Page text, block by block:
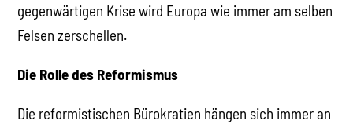
gegenwärtigen Krise wird Europa wie immer am selben
Felsen zerschellen.
Die Rolle des Reformismus
Die reformistischen Bürokratien hängen sich immer an